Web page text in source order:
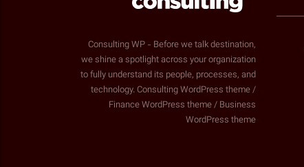
Consulting WP - Before we talk destination,
we shine a spotlight across your organization
to fully understand its people, processes, and
technology. Consulting WordPress theme /
Finance WordPress theme / Business
WordPress theme